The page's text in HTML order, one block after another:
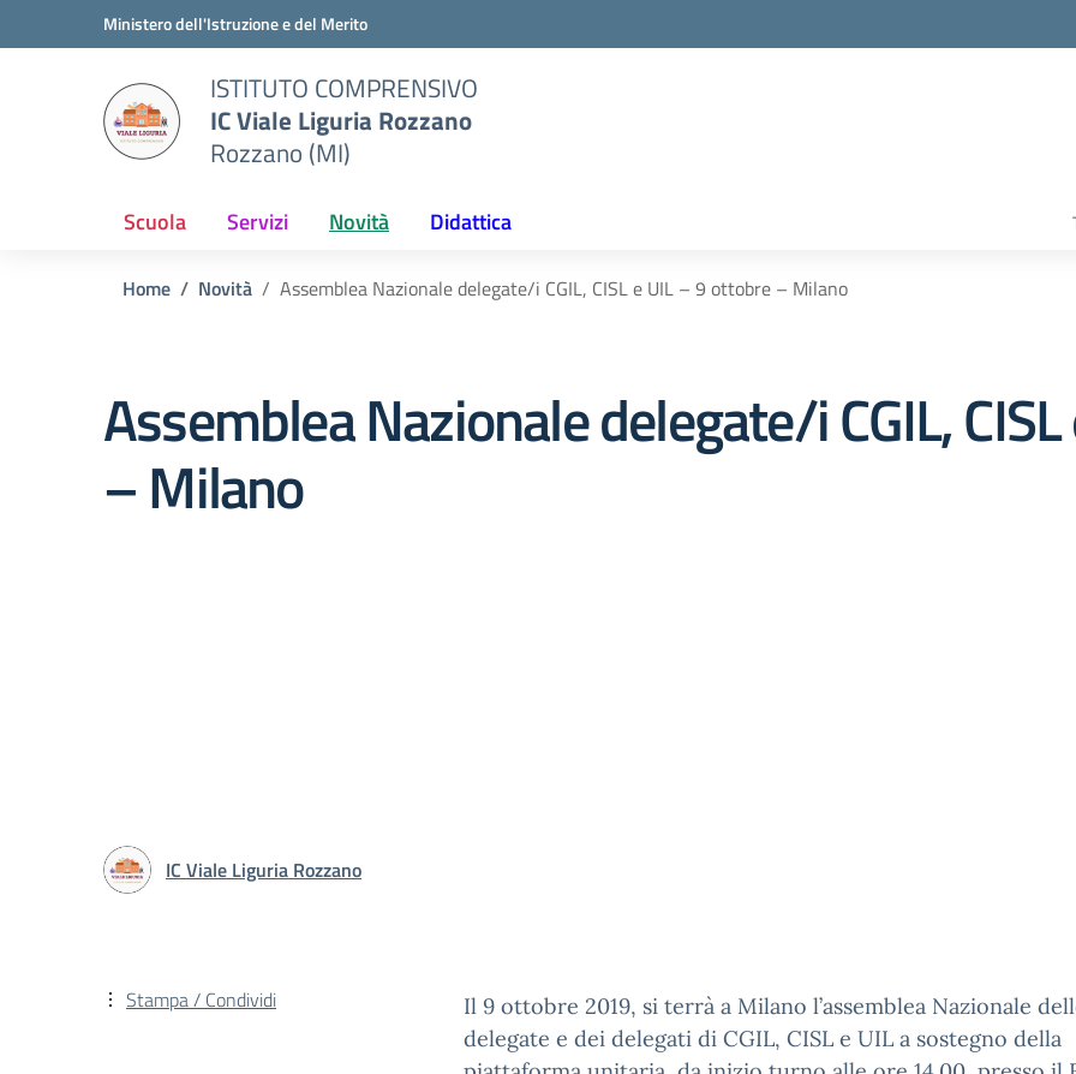
Vai ai contenuti
Vai al menu di navigazioneMinistero dell'Istruzione e del Merito
ISTITUTO COMPRENSIVO
IC Viale Liguria Rozzano
Rozzano (MI)
Scuola Servizi Novità Didattica
Home Novità Assemblea Nazionale delegate/i CGIL, CISL e UIL – 9 ottobre – Milano
Assemblea Nazionale delegate/i CGIL,
– Milano
IC Viale Liguria Rozzano
Il 9 ottobre 2019, si terrà a Milano l’assemblea Nazionale
delegate e dei delegati di CGIL, CISL e UIL a sostegno della
Stampa / Condividi